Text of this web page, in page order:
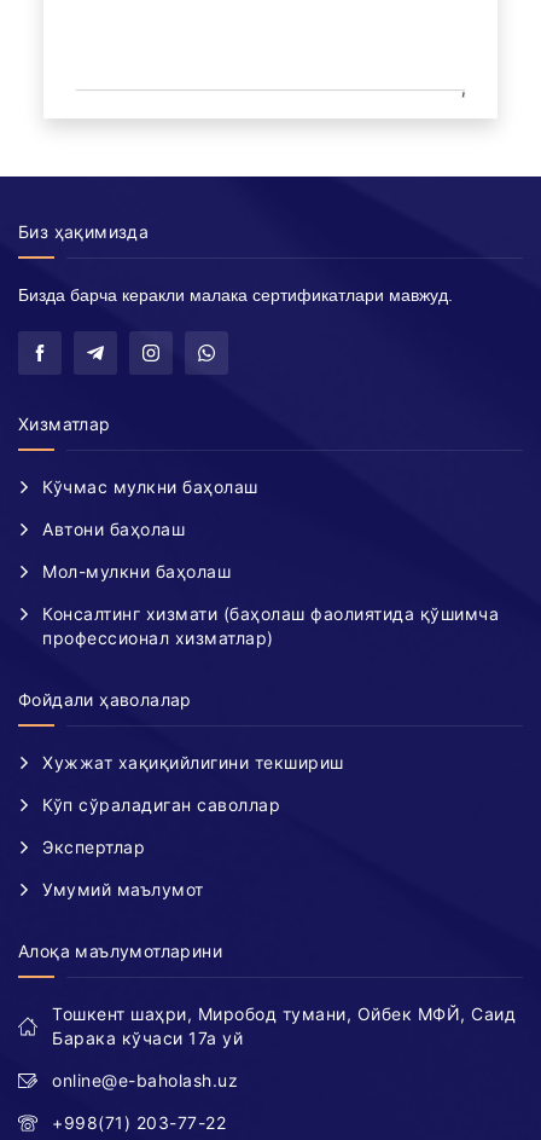
Биз ҳақимизда
Бизда барча керакли малака сертификатлари мавжуд.
Хизматлар
Кўчмас мулкни баҳолаш
Автони баҳолаш
Мол-мулкни баҳолаш
Консалтинг хизмати (баҳолаш фаолиятида қўшимча
профессионал хизматлар)
Фойдали ҳаволалар
Хужжат хақиқийлигини текшириш
Кўп сўраладиган саволлар
Экспертлар
Умумий маълумот
Алоқа маълумотларини
Тошкент шаҳри, Миробод тумани, Ойбек МФЙ, Саид
Барака кўчаси 17а уй
online@e-baholash.uz
+998(71) 203-77-22